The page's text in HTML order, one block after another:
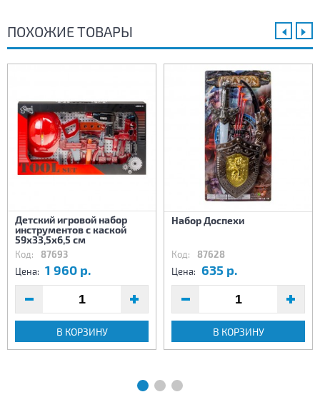
ПОХОЖИЕ ТОВАРЫ
Детский игровой набор
инструментов с каской
59х33,5х6,5 см
Код: 87693
Цена: 1 960 р.
В КОРЗИНУ
Набор Доспехи
Код: 87628
Цена: 635 р.
В КОРЗИНУ